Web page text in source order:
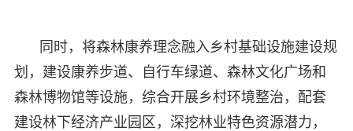
同时，将森林康养理念融入乡村基础设施建设规
划，建设康养步道、自行车绿道、森林文化广场和
森林博物馆等设施，综合开展乡村环境整治，配套
建设林下经济产业园区，深挖林业特色资源潜力，